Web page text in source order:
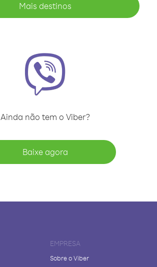
Mais destinos
Ainda não tem o Viber?
Baixe agora
EMPRESA
Sobre o Viber